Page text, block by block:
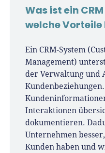
Was ist ein
welche Vorteile
Ein CRM-System
Management)
der Verwaltung und
Interaktionen
dokumentieren.
Unternehmen
Kunden haben und